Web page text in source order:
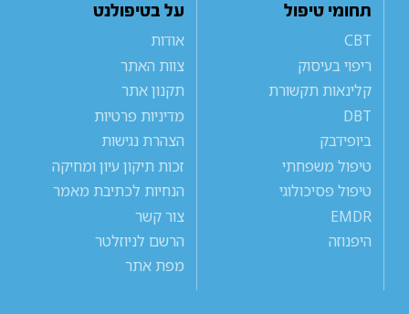
תחומי טיפול
CBT
ריפוי בעיסוק
קלינאות תקשורת
DBT
ביופידבק
טיפול משפחתי
טיפול פסיכולוגי
EMDR
היפנוזה
על בטיפולנט
אודות
צוות האתר
תקנון אתר
מדיניות פרטיות
הצהרת נגישות
זכות תיקון עיון ומחיקה
הנחיות לכתיבת מאמר
צור קשר
הרשם לניוזלטר
מפת אתר